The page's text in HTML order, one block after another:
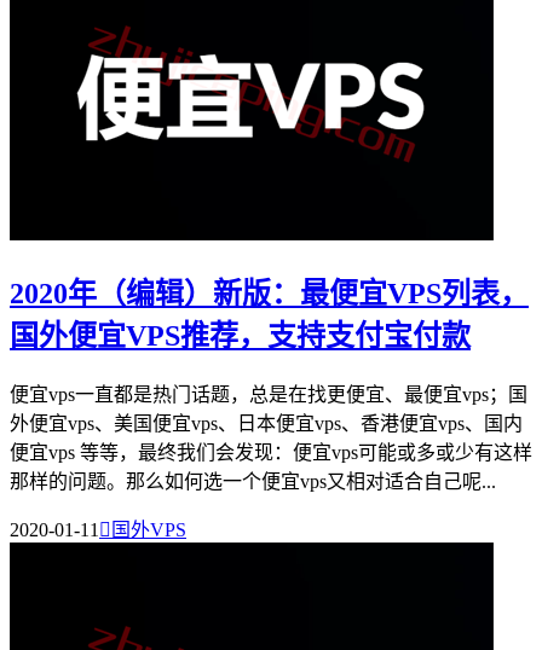
2020年（编辑）新版：最便宜VPS列表，
国外便宜VPS推荐，支持支付宝付款
便宜vps一直都是热门话题，总是在找更便宜、最便宜vps；国
外便宜vps、美国便宜vps、日本便宜vps、香港便宜vps、国内
便宜vps 等等，最终我们会发现：便宜vps可能或多或少有这样
那样的问题。那么如何选一个便宜vps又相对适合自己呢...
2020-01-11  国外VPS